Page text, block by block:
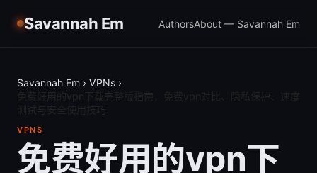
Savannah Em AuthorsAbout — Savannah Em
Savannah Em › VPNs ›
VPNS
免费好用的vpn下